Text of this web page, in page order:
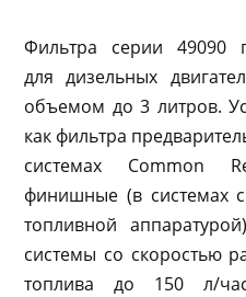
Фильтра серии 49090
для дизельных
объемом до 3 литров.
как фильтра
системах Common
финишные (в системах
топливной
системы со скоростью
топлива до 150 л/